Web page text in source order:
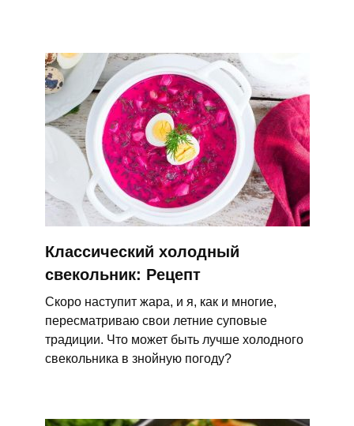
Классический холодный
свекольник: Рецепт
Скоро наступит жара, и я, как и многие,
пересматриваю свои летние суповые
традиции. Что может быть лучше холодного
свекольника в знойную погоду?